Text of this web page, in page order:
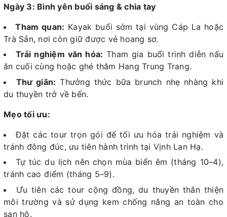
Ngày 3: Bình yên buổi sáng & chia tay
Tham quan: Kayak buổi sớm tại vùng Cáp La hoặc
Trà Sản, nơi còn giữ được vẻ hoang sơ.
Trải nghiệm văn hóa: Tham gia buổi trình diễn nấu
ăn cuối cùng hoặc ghé thăm Hang Trung Trang.
Thư giãn: Thưởng thức bữa brunch nhẹ nhàng khi
du thuyền trở về bến.
Mẹo tối ưu:
Đặt các tour trọn gói để tối ưu hóa trải nghiệm và
tránh đông đúc, ưu tiên hành trình tại Vịnh Lan Hạ.
Tự túc du lịch nên chọn mùa biển êm (tháng 10–4),
tránh cao điểm (tháng 5–9).
Ưu tiên các tour cộng đồng, du thuyền thân thiện
môi trường và sử dụng kem chống nắng an toàn cho
san hô.